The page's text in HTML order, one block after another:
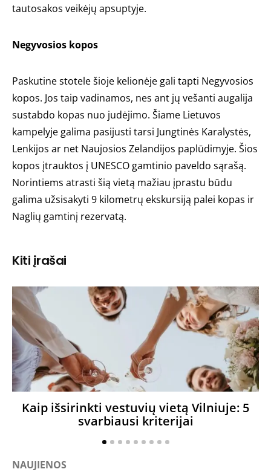
tautosakos veikėjų apsuptyje.
Negyvosios kopos
Paskutine stotele šioje kelionėje gali tapti Negyvosios
kopos. Jos taip vadinamos, nes ant jų vešanti augalija
sustabdo kopas nuo judėjimo. Šiame Lietuvos
kampelyje galima pasijusti tarsi Jungtinės Karalystės,
Lenkijos ar net Naujosios Zelandijos paplūdimyje. Šios
kopos įtrauktos į UNESCO gamtinio paveldo sąrašą.
Norintiems atrasti šią vietą mažiau įprastu būdu
galima užsisakyti 9 kilometrų ekskursiją palei kopas ir
Naglių gamtinį rezervatą.
Kiti įrašai
Kaip išsirinkti vestuvių vietą Vilniuje: 5
svarbiausi kriterijai
NAUJIENOS